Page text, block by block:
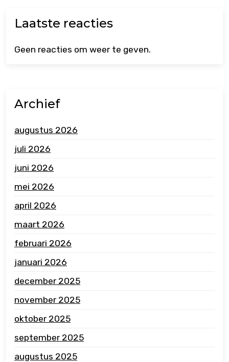
Laatste reacties
Geen reacties om weer te geven.
Archief
augustus 2026
juli 2026
juni 2026
mei 2026
april 2026
maart 2026
februari 2026
januari 2026
december 2025
november 2025
oktober 2025
september 2025
augustus 2025